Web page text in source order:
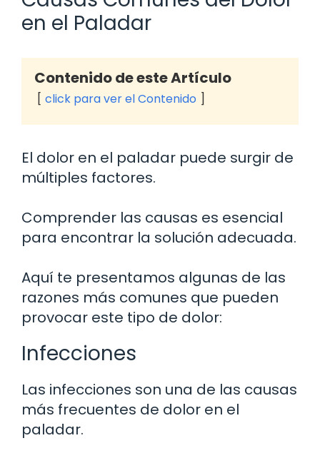
en el Paladar
Contenido de este Artículo
click para ver el Contenido
El dolor en el paladar puede surgir de
múltiples factores.
Comprender las causas es esencial
para encontrar la solución adecuada.
Aquí te presentamos algunas de las
razones más comunes que pueden
provocar este tipo de dolor:
Infecciones
Las infecciones son una de las causas
más frecuentes de dolor en el
paladar.